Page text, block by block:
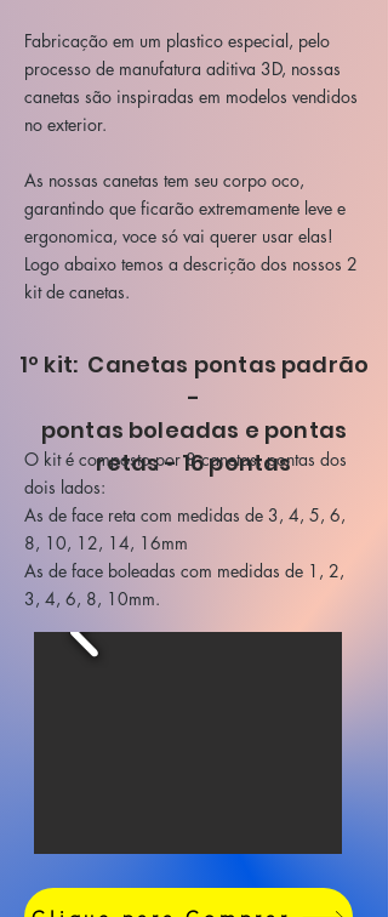
1º kit: Canetas pontas padrão
-
pontas boleadas e pontas
retas - 16 pontas
Fabricação em um plastico especial, pelo
processo de manufatura aditiva 3D, nossas
canetas são inspiradas em modelos vendidos
no exterior.
As nossas canetas tem seu corpo oco,
garantindo que ficarão extremamente leve e
ergonomica, voce só vai querer usar elas!
Logo abaixo temos a descrição dos nossos 2
kit de canetas.
O kit é composto por 8 canetas, pontas dos
dois lados:
As de face reta com medidas de 3, 4, 5, 6,
8, 10, 12, 14, 16mm
As de face boleadas com medidas de 1, 2,
3, 4, 6, 8, 10mm.